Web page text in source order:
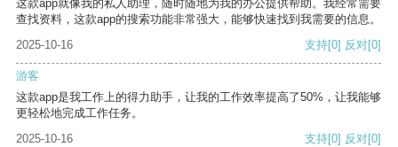
这款app就像我的私人助理，随时随地为我的办公提供帮助。我经常需要
查找资料，这款app的搜索功能非常强大，能够快速找到我需要的信息。
2025-10-16
支持[0] 反对[0]
游客
这款app是我工作上的得力助手，让我的工作效率提高了50%，让我能够
更轻松地完成工作任务。
2025-10-16
支持[0] 反对[0]